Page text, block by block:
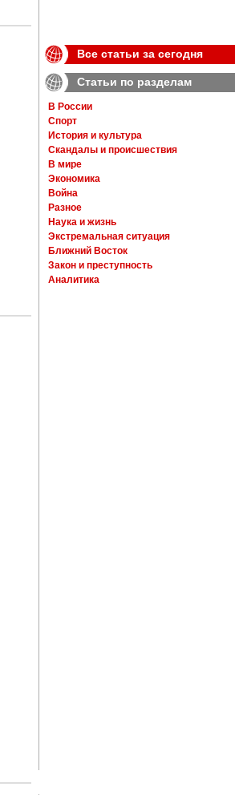
Все статьи за сегодня
Статьи по разделам
В России
Спорт
История и культура
Скандалы и происшествия
В мире
Экономика
Война
Разное
Наука и жизнь
Экстремальная ситуация
Ближний Восток
Закон и преступность
Аналитика